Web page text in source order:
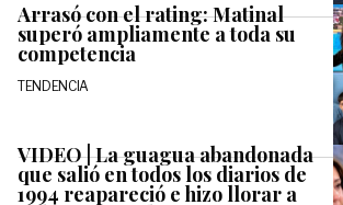
Arrasó con el rating: Matinal
superó ampliamente a toda su
competencia
TENDENCIA
VIDEO | La guagua abandonada
que salió en todos los diarios de
1994 reapareció e hizo llorar a